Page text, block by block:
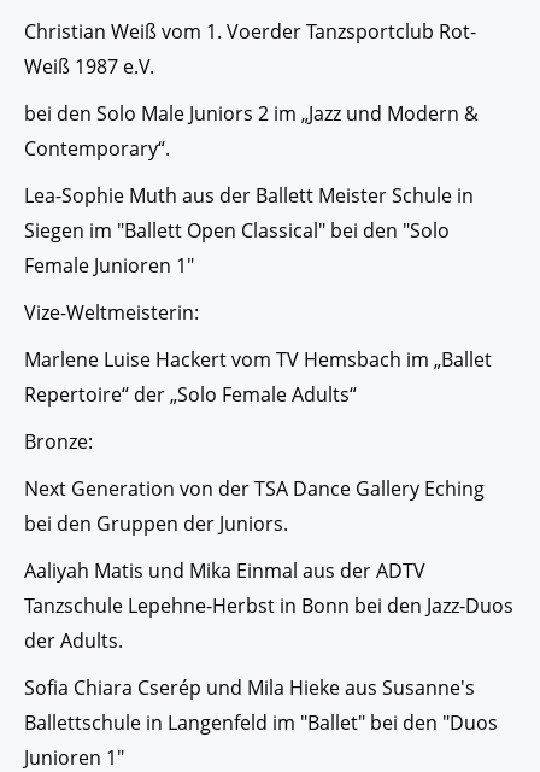
Christian Weiß vom 1. Voerder Tanzsportclub Rot-
Weiß 1987 e.V.
bei den Solo Male Juniors 2 im „Jazz und Modern &
Contemporary“.
Lea-Sophie Muth aus der Ballett Meister Schule in
Siegen im "Ballett Open Classical" bei den "Solo
Female Junioren 1"
Vize-Weltmeisterin:
Marlene Luise Hackert vom TV Hemsbach im „Ballet
Repertoire“ der „Solo Female Adults“
Bronze:
Next Generation von der TSA Dance Gallery Eching
bei den Gruppen der Juniors.
Aaliyah Matis und Mika Einmal aus der ADTV
Tanzschule Lepehne-Herbst in Bonn bei den Jazz-Duos
der Adults.
Sofia Chiara Cserép und Mila Hieke aus Susanne's
Ballettschule in Langenfeld im "Ballet" bei den "Duos
Junioren 1"